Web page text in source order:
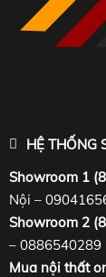
HỆ THỐNG
Showroom 1
Nội –
Showroom 2
– 0886540289
Mua nội thất